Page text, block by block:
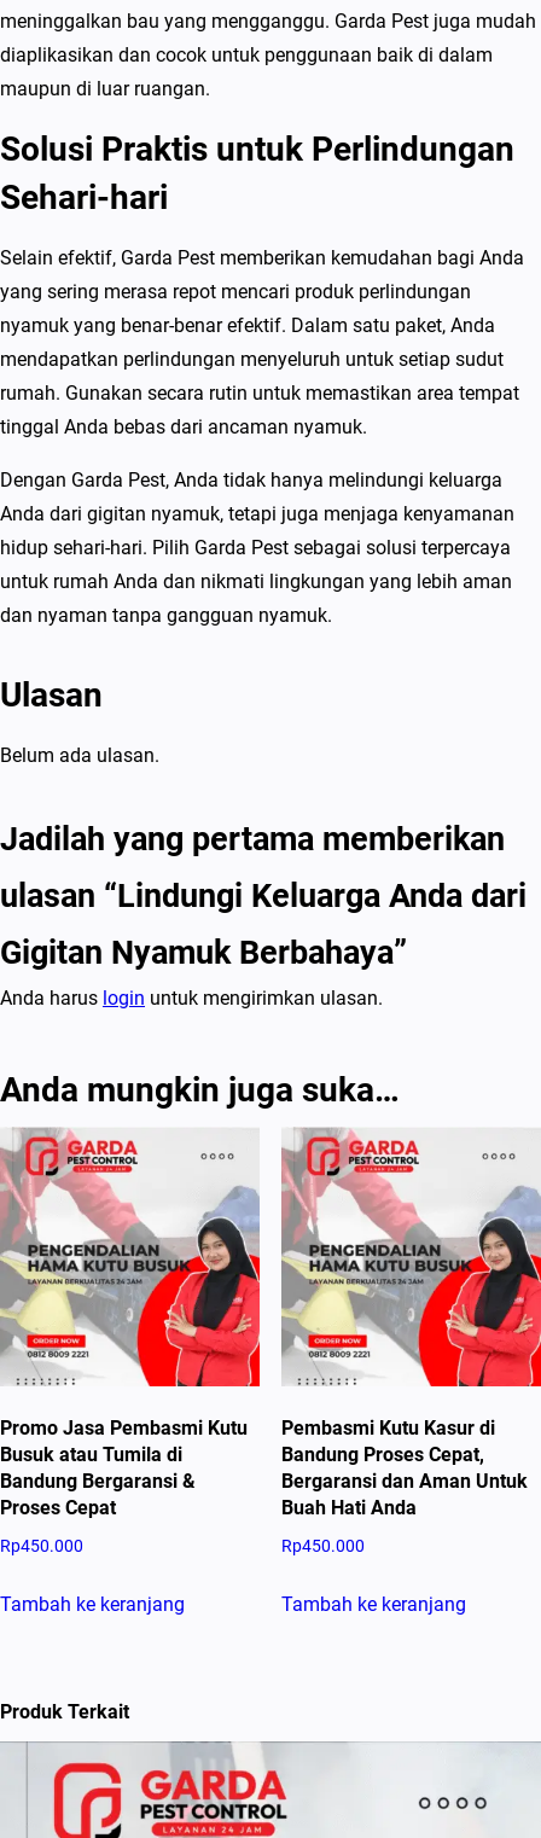
meninggalkan bau yang mengganggu. Garda Pest juga mudah
diaplikasikan dan cocok untuk penggunaan baik di dalam
maupun di luar ruangan.
Solusi Praktis untuk Perlindungan
Sehari-hari
Selain efektif, Garda Pest memberikan kemudahan bagi Anda
yang sering merasa repot mencari produk perlindungan
nyamuk yang benar-benar efektif. Dalam satu paket, Anda
mendapatkan perlindungan menyeluruh untuk setiap sudut
rumah. Gunakan secara rutin untuk memastikan area tempat
tinggal Anda bebas dari ancaman nyamuk.
Dengan Garda Pest, Anda tidak hanya melindungi keluarga
Anda dari gigitan nyamuk, tetapi juga menjaga kenyamanan
hidup sehari-hari. Pilih Garda Pest sebagai solusi terpercaya
untuk rumah Anda dan nikmati lingkungan yang lebih aman
dan nyaman tanpa gangguan nyamuk.
Ulasan
Belum ada ulasan.
Jadilah yang pertama memberikan
ulasan “Lindungi Keluarga Anda dari
Gigitan Nyamuk Berbahaya”
Anda harus login untuk mengirimkan ulasan.
Anda mungkin juga suka…
Promo Jasa Pembasmi Kutu
Busuk atau Tumila di
Bandung Bergaransi &
Proses Cepat
Rp450.000
Tambah ke keranjang
Pembasmi Kutu Kasur di
Bandung Proses Cepat,
Bergaransi dan Aman Untuk
Buah Hati Anda
Rp450.000
Tambah ke keranjang
Produk Terkait